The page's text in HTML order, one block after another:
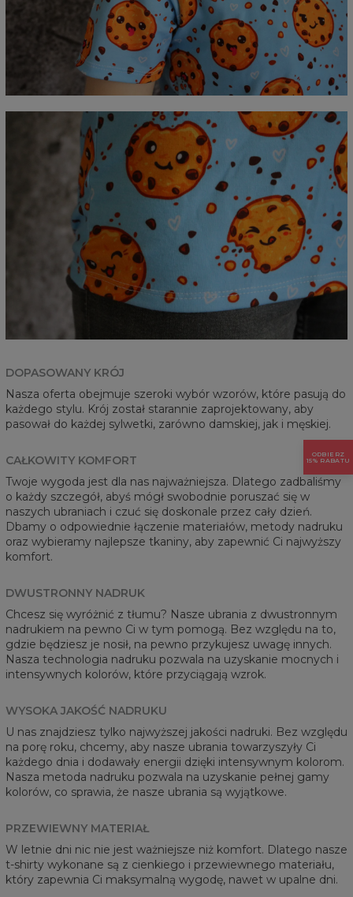
DOPASOWANY KRÓJ
Nasza oferta obejmuje szeroki wybór wzorów, które pasują do
każdego stylu. Krój został starannie zaprojektowany, aby
pasował do każdej sylwetki, zarówno damskiej, jak i męskiej.
CAŁKOWITY KOMFORT
Twoje wygoda jest dla nas najważniejsza. Dlatego zadbaliśmy
o każdy szczegół, abyś mógł swobodnie poruszać się w
naszych ubraniach i czuć się doskonale przez cały dzień.
Dbamy o odpowiednie łączenie materiałów, metody nadruku
oraz wybieramy najlepsze tkaniny, aby zapewnić Ci najwyższy
komfort.
DWUSTRONNY NADRUK
Chcesz się wyróżnić z tłumu? Nasze ubrania z dwustronnym
nadrukiem na pewno Ci w tym pomogą. Bez względu na to,
gdzie będziesz je nosił, na pewno przykujesz uwagę innych.
Nasza technologia nadruku pozwala na uzyskanie mocnych i
intensywnych kolorów, które przyciągają wzrok.
WYSOKA JAKOŚĆ NADRUKU
U nas znajdziesz tylko najwyższej jakości nadruki. Bez względu
na porę roku, chcemy, aby nasze ubrania towarzyszyły Ci
każdego dnia i dodawały energii dzięki intensywnym kolorom.
Nasza metoda nadruku pozwala na uzyskanie pełnej gamy
kolorów, co sprawia, że nasze ubrania są wyjątkowe.
PRZEWIEWNY MATERIAŁ
W letnie dni nic nie jest ważniejsze niż komfort. Dlatego nasze
t-shirty wykonane są z cienkiego i przewiewnego materiału,
który zapewnia Ci maksymalną wygodę, nawet w upalne dni.
ODBIERZ
15% RABATU